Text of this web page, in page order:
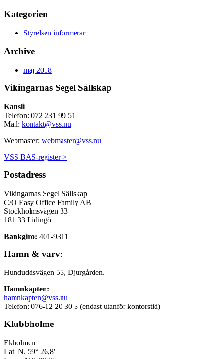
Kategorien
Styrelsen informerar
Archive
maj 2018
Vikingarnas Segel Sällskap
Kansli
Telefon: 072 231 99 51
Mail: kontakt@vss.nu
Webmaster: webmaster@vss.nu
VSS BAS-register >
Postadress
Vikingarnas Segel Sällskap
C/O Easy Office Family AB
Stockholmsvägen 33
181 33 Lidingö
Bankgiro: 401-9311
Hamn & varv:
Hunduddsvägen 55, Djurgården.
Hamnkapten:
hamnkapten@vss.nu
Telefon: 076-12 20 30 3 (endast utanför kontorstid)
Klubbholme
Ekholmen
Lat. N. 59° 26,8′